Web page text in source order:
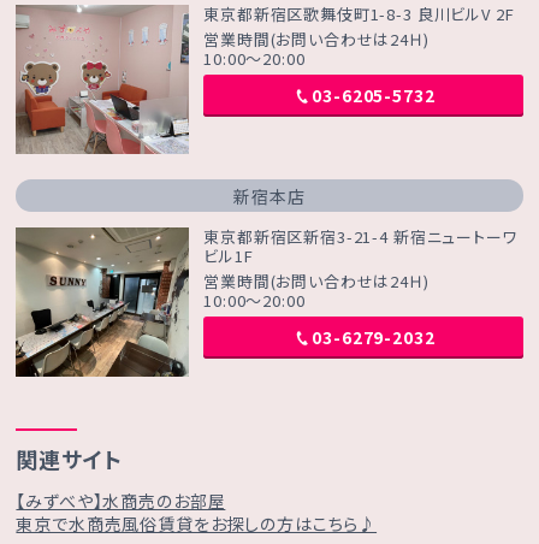
東京都新宿区歌舞伎町1-8-3 良川ビルV 2F
営業時間(お問い合わせは24Ｈ)
10:00～20:00
03-6205-5732
新宿本店
東京都新宿区新宿3-21-4 新宿ニュートーワ
ビル1F
営業時間(お問い合わせは24Ｈ)
10:00～20:00
03-6279-2032
関連サイト
【みずべや】水商売のお部屋
東京で水商売風俗賃貸をお探しの方はこちら♪